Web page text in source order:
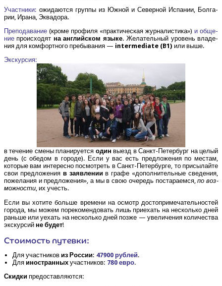
Участ­ни­ки: ожи­да­ют­ся груп­пы из Южной и Север­ной Испа­нии, Бол­га­
рии, Ира­на, Эквадора.
Пре­по­да­ва­ние (кро­ме про­фи­ля «прак­ти­че­ская жур­на­ли­сти­ка») и обще­
ние про­ис­хо­дят на англий­ском язы­ке. Жела­тель­ный уро­вень вла­де­
ния для ком­форт­но­го пре­бы­ва­ния — intermediate (B1) или выше.
Экс­кур­сия:
в тече­ние сме­ны пла­ни­ру­ет­ся один выезд в Санкт-Петер­бург на целый
день (с обе­дом в горо­де). Если у вас есть пред­ло­же­ния по местам,
кото­рые вам инте­рес­но посмот­реть в Санкт-Петер­бур­ге, то при­сы­лай­те
свои пред­ло­же­ния в заяв­ле­ниив гра­фе «допол­ни­тель­ные све­де­ния,
поже­ла­ния и пред­ло­же­ния», а мы в свою оче­редь поста­ра­ем­ся,по воз­
мож­но­сти, их учесть.
Если вы хоти­те боль­ше вре­ме­ни на осмотр досто­при­ме­ча­тель­но­стей
горо­да, мы можем поре­ко­мен­до­вать лишь при­е­хать на несколь­ко дней
рань­ше или уехать на несколь­ко дней поз­же — уве­ли­че­ния коли­че­ства
экс­кур­сий не будет!
Сто­и­мость путевки:
Для участ­ни­ковиз Рос­сии: 47900 руб­лей.
Дляино­стран­ных участ­ни­ков: 780 евро.
Скид­ки предоставляются: